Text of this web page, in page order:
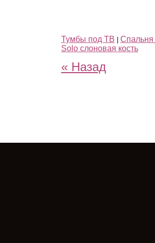
Тумбы под ТВ
Спальня
Solo слоновая кость
« Назад